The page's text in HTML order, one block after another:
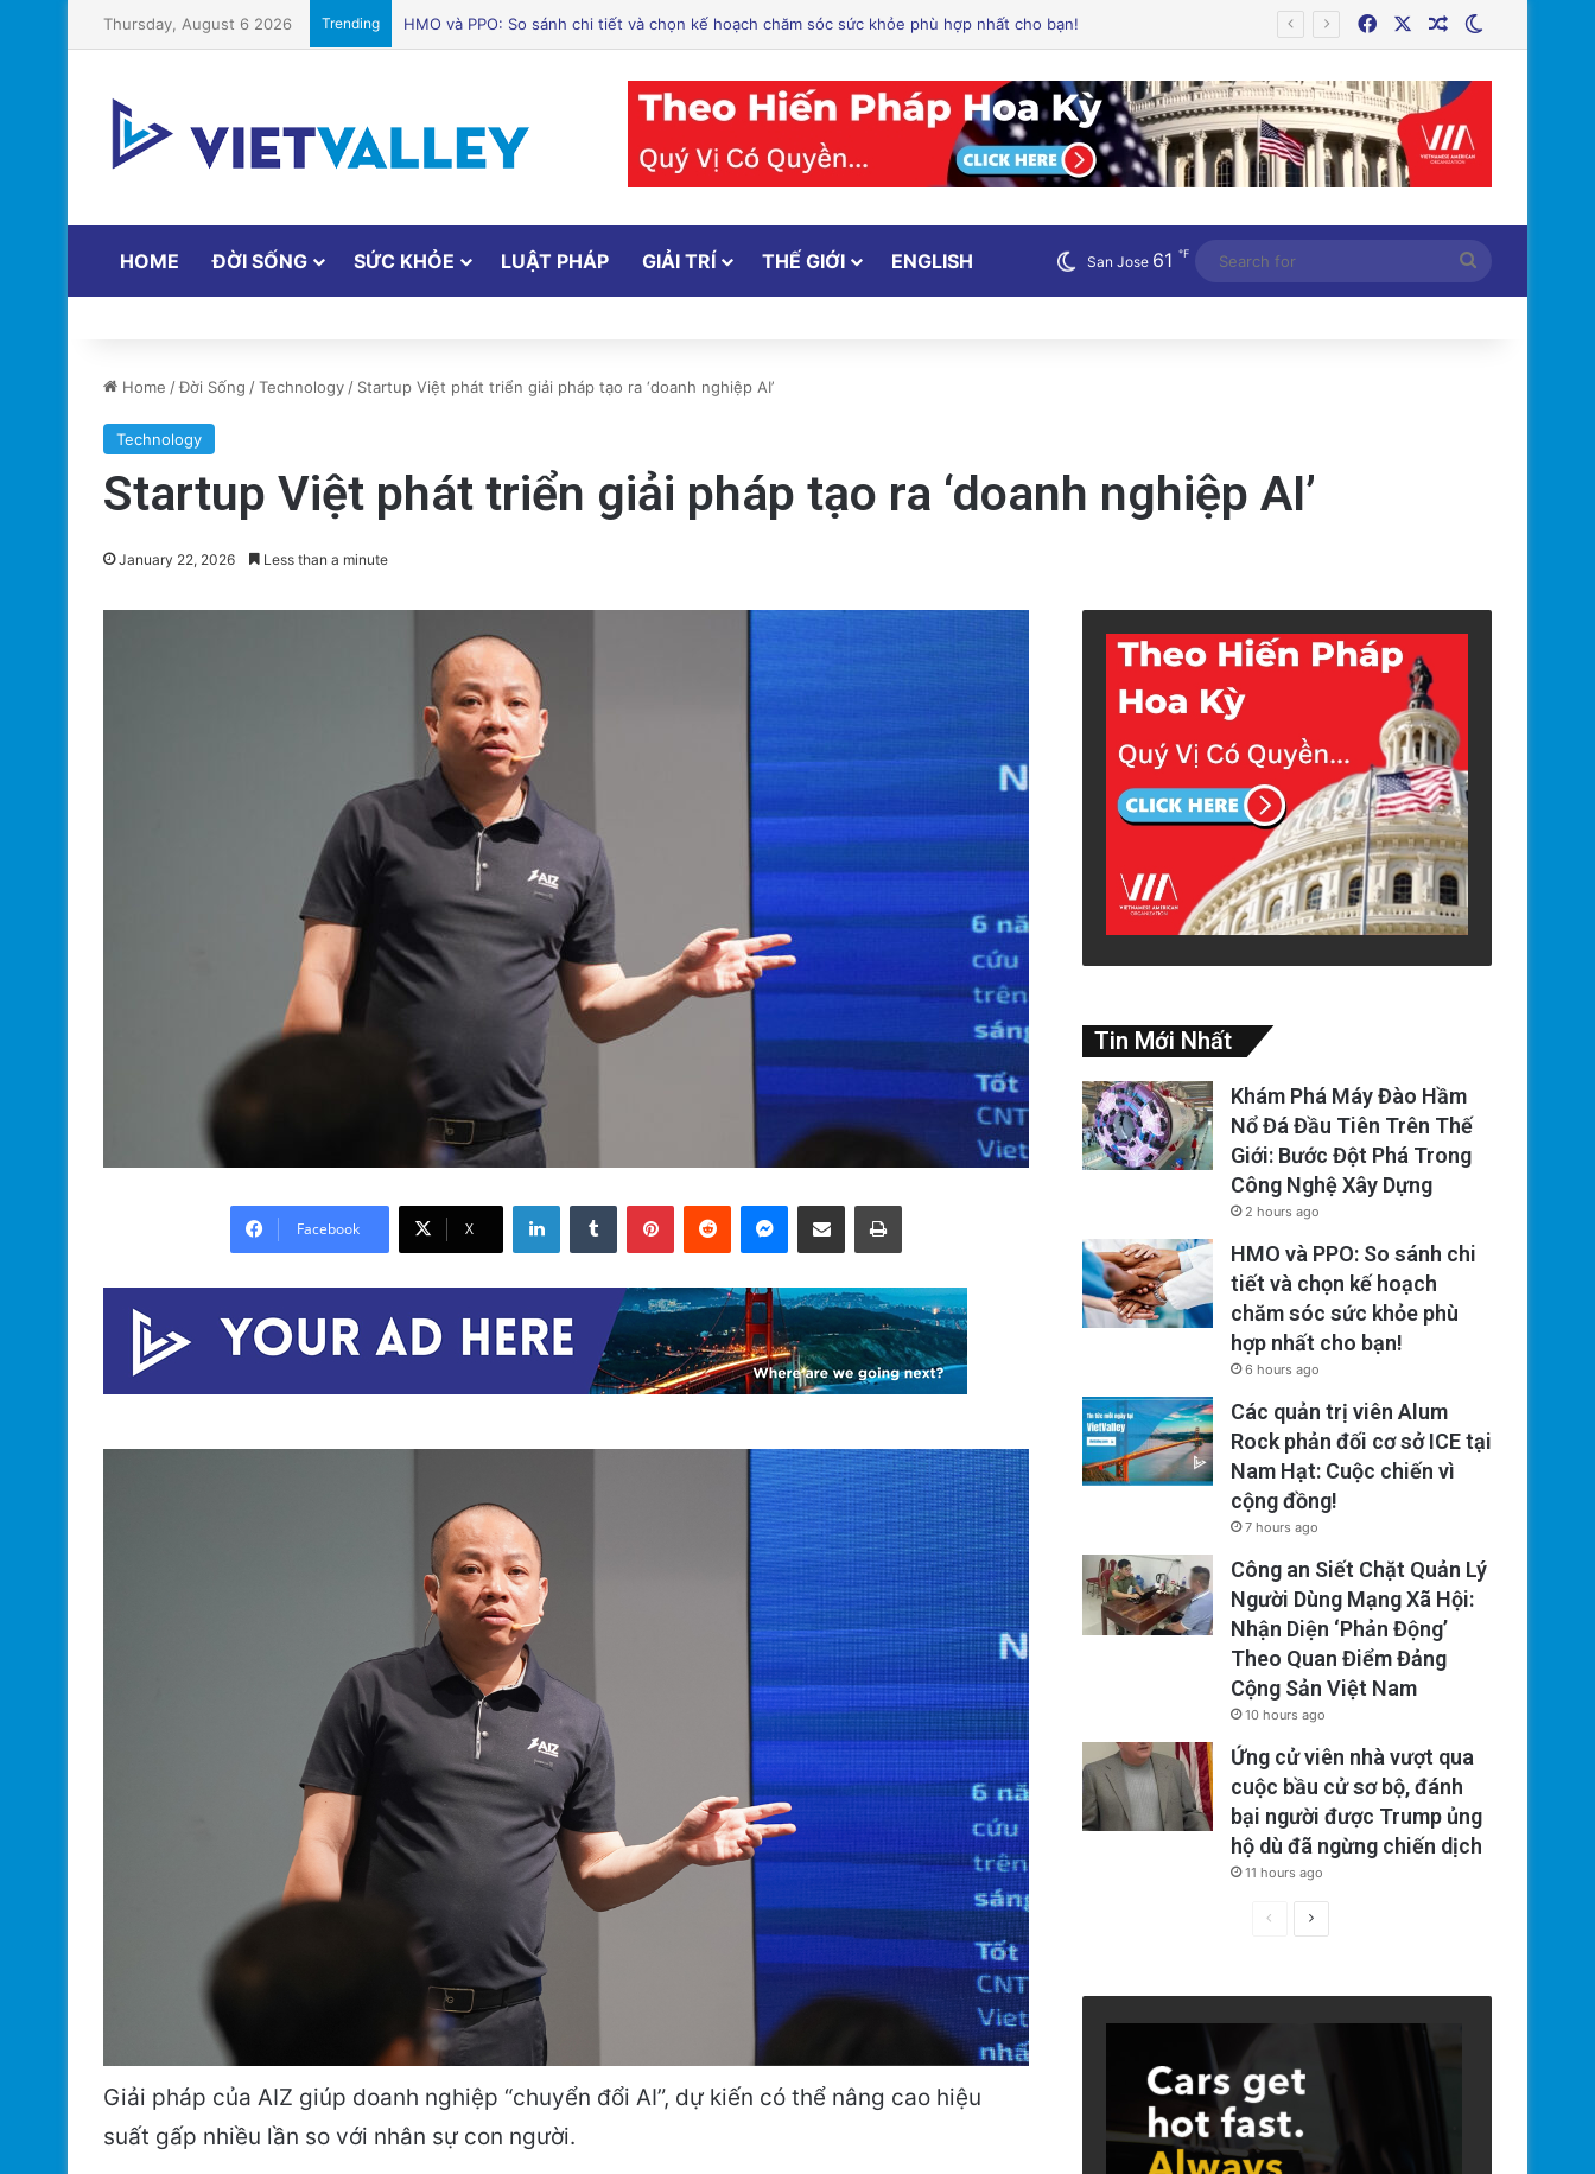
Thursday, August 6 2026 Trending Các quản trị viên Alum Rock phản đối cơ sở ICE tại Nam Hạt: Cuộc chiến vì cộng đồng! FacebookRandom Article
HOME ĐỜI SỐNG SỨC KHỎE LUẬT PHÁP GIẢI TRÍ THẾ GIỚI ENGLISH San Jose 61 ℉
for
Home /Đời Sống /Technology/ Startup Việt phát triển giải pháp tạo ra ‘doanh nghiệp AI’
Technology
Startup Việt phát triển giải pháp tạo ra ‘doanh nghiệp AI’
January 22, 2026 Less than a minute
Facebook X
LinkedInTumblr PinterestReddit Messenger
Share via Email Print
Giải pháp của AIZ giúp doanh nghiệp “chuyển đổi AI”, dự kiến có thể nâng cao hiệu
suất gấp nhiều lần so với nhân sự con người.
Tin Mới Nhất
Khám Phá Máy Đào Hầm
Nổ Đá Đầu Tiên Trên Thế
Giới: Bước Đột Phá Trong
Công Nghệ Xây Dựng
2 hours ago
HMO và PPO: So sánh chi
tiết và chọn kế hoạch
chăm sóc sức khỏe phù
hợp nhất cho bạn!
6 hours ago
Các quản trị viên Alum
Rock phản đối cơ sở ICE tại
Nam Hạt: Cuộc chiến vì
cộng đồng!
7 hours ago
Công an Siết Chặt Quản Lý
Người Dùng Mạng Xã Hội:
Nhận Diện ‘Phản Động’
Theo Quan Điểm Đảng
Cộng Sản Việt Nam
10 hours ago
Ứng cử viên nhà vượt qua
cuộc bầu cử sơ bộ, đánh
bại người được Trump ủng
hộ dù đã ngừng chiến dịch
11 hours ago
PreviousNext